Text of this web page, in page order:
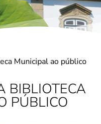
BIBLIOTECA
PÚBLICO
Municipal ao público